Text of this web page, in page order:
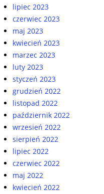
lipiec 2023
czerwiec 2023
maj 2023
kwiecień 2023
marzec 2023
luty 2023
styczeń 2023
grudzień 2022
listopad 2022
październik 2022
wrzesień 2022
sierpień 2022
lipiec 2022
czerwiec 2022
maj 2022
kwiecień 2022